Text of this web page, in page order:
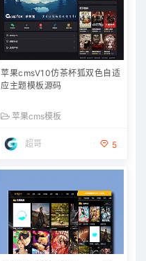
苹果cmsV10仿茶杯狐双色自适
应主题模板源码
苹果cms模板
超哥 5